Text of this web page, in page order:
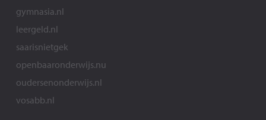
gymnasia.nl
leergeld.nl
saarisnietgek
openbaaronderwijs.nu
oudersenonderwijs.nl
vosabb.nl